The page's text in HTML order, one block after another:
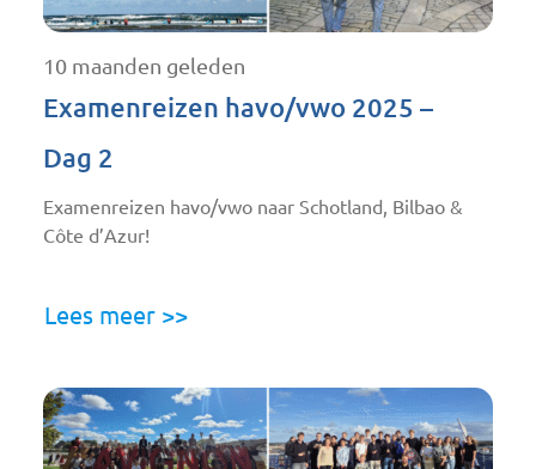
10 maanden geleden
Examenreizen havo/vwo 2025 –
Dag 2
Examenreizen havo/vwo naar Schotland, Bilbao &
Côte d’Azur!
Lees meer >>